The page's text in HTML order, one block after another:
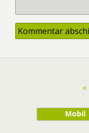
Mobil